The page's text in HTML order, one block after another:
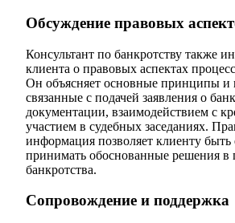
Обсуждение правовых
Консультант по банкротству также
клиента о правовых аспектах
Он объясняет основные принципы и
связанные с подачей заявления о
документации, взаимодействием с
участием в судебных заседаниях.
информация позволяет клиенту
принимать обоснованные решения в
банкротства.
Сопровождение и поддержка